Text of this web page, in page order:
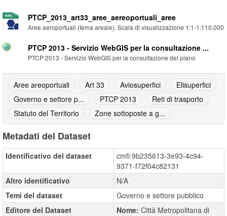
PTCP_2013_art33_aree_aereoportuali_aree
Aree aeroportuali (tema areale). Scala di visualizzazione 1:1-1:110.000
PTCP 2013 - Servizio WebGIS per la consultazione ...
PTCP 2013 - Servizio WebGIS per la consultazione del piano
Aree areoportuali Art 33 Aviosuperfici
Elisuperfici
Governo e settore p...
PTCP 2013
Reti di trasporto
Statuto del Territorio
Zone sottoposte a g...
Metadati del Dataset
Identificativo del dataset
cmfi:9b235613-3e93-4c94-
9371-f72f04c82131
Altro identificativo
N/A
Temi del dataset
Governo e settore pubblico
Editore del Dataset
Nome: Città Metropolitana di